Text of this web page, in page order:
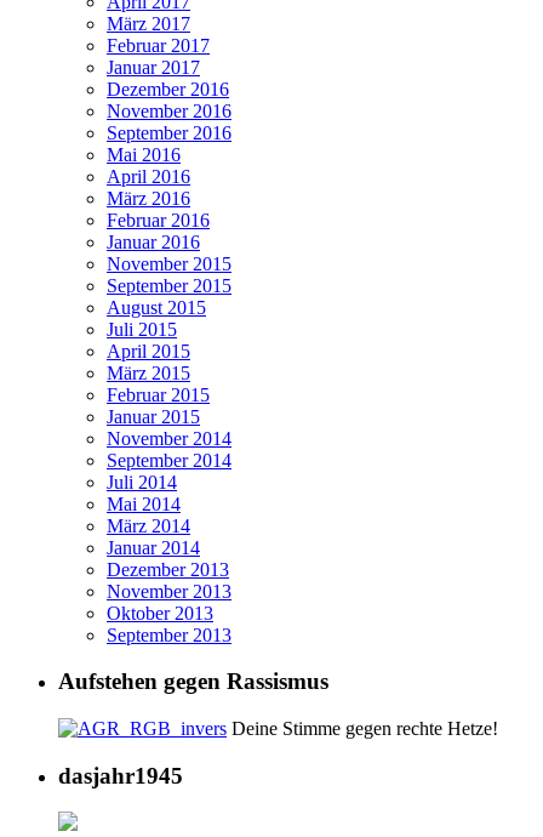
März 2017
Februar 2017
Januar 2017
Dezember 2016
November 2016
September 2016
Mai 2016
April 2016
März 2016
Februar 2016
Januar 2016
November 2015
September 2015
August 2015
Juli 2015
April 2015
März 2015
Februar 2015
Januar 2015
November 2014
September 2014
Juli 2014
Mai 2014
März 2014
Januar 2014
Dezember 2013
November 2013
Oktober 2013
September 2013
Aufstehen gegen Rassismus
Deine Stimme gegen rechte Hetze!
dasjahr1945